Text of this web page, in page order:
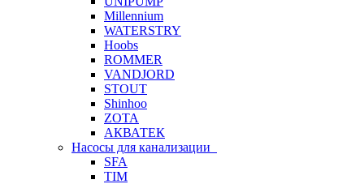
Millennium
WATERSTRY
Hoobs
ROMMER
VANDJORD
STOUT
Shinhoo
ZOTA
АКВАТЕК
Насосы для канализации
SFA
TIM